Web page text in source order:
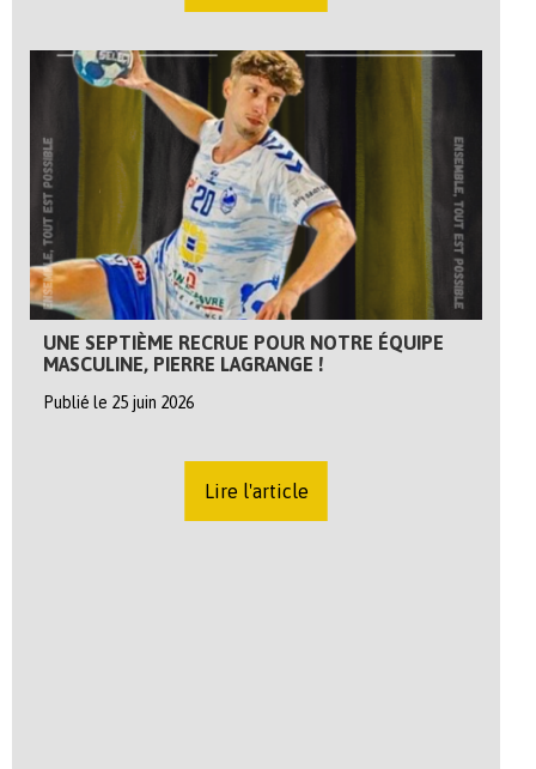
UNE SEPTIÈME RECRUE POUR NOTRE ÉQUIPE
MASCULINE, PIERRE LAGRANGE !
Publié le 25 juin 2026
Lire l'article